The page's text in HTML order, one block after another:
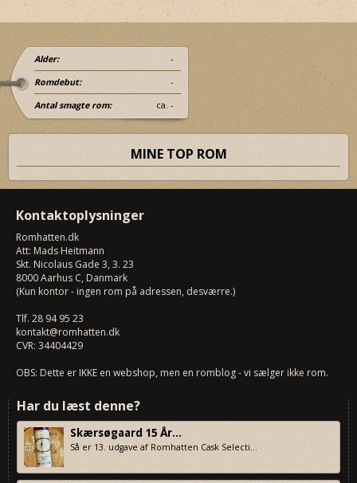
Alder: -
Romdebut: -
Antal smagte rom: ca. -
MINE TOP ROM
Kontaktoplysninger
Romhatten.dk
Att: Mads Heitmann
Skt. Nicolaus Gade 3, 3. 23
8000Aarhus C, Danmark
(Kun kontor - ingen rom på adressen, desværre.)
Tlf. 28 94 95 23
kontakt@romhatten.dk
CVR: 34404429
OBS: Dette er IKKE en webshop, men en romblog - vi sælger ikke rom.
Har du læst denne?
Skærsøgaard 15 År...
Så er 13. udgave af Romhatten Cask Selecti...